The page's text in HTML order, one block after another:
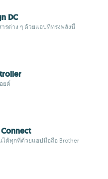
DC
ารต่าง ๆ ด้วยแอปที่ทรงพลังนี้
ยด์
ได้ทุกที่ด้วยแอปมือถือ Brother